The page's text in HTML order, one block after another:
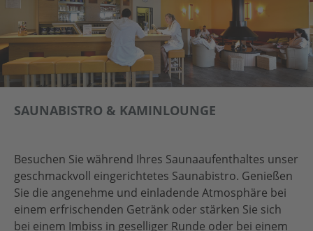
SAUNABISTRO & KAMINLOUNGE
Besuchen Sie während Ihres Saunaaufenthaltes unser
geschmackvoll eingerichtetes Saunabistro. Genießen
Sie die angenehme und einladende Atmosphäre bei
einem erfrischenden Getränk oder stärken Sie sich
bei einem Imbiss in geselliger Runde oder bei einem